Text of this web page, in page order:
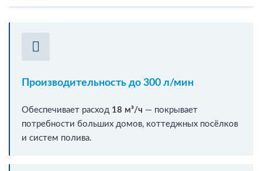
Производительность до 300 л/мин
Обеспечивает расход 18 м³/ч — покрывает
потребности больших домов, коттеджных посёлков
и систем полива.